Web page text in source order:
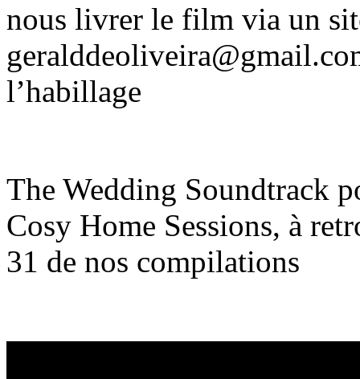
nous livrer le film via un
l’habillage
The Wedding Soundtrack
Cosy Home Sessions, à
31 de nos compilations